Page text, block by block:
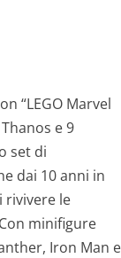
“LEGO Marvel
e 9
set di
dai 10 anni in
rivivere le
minifigure
Iron Man e